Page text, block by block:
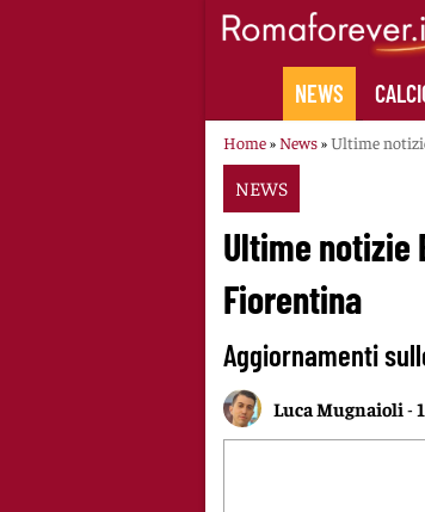
NEWS
Home» News»Ultime
NEWS
Ultime notizie
Fiorentina
Aggiornamenti
Luca Mugnaioli -